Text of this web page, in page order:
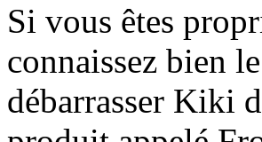
Si vous êtes
connaissez bien
débarrasser Kiki